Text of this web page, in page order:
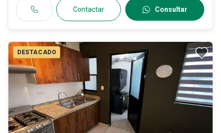
Contactar Consultar
DESTACADO